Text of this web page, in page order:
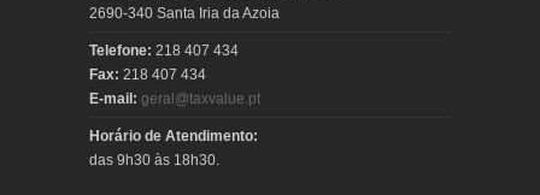
2690-340 Santa Iria da Azoia
Telefone: 218 407 434
Fax: 218 407 434
E-mail: geral@taxvalue.pt
Horário de Atendimento:
das 9h30 às 18h30.